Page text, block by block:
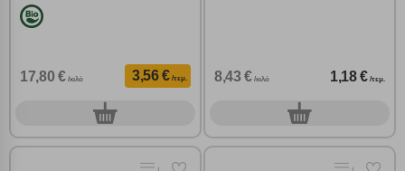
17,80 € /κιλό 3,56 € /τεμ.
0τεμ.
8,43 € /κιλό 1,18 € /τεμ.
0τεμ.